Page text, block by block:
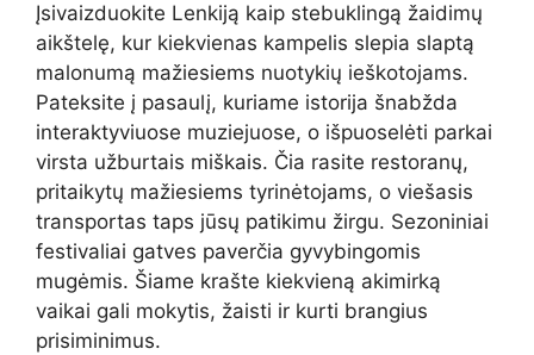
Įsivaizduokite Lenkiją kaip stebuklingą žaidimų
aikštelę, kur kiekvienas kampelis slepia slaptą
malonumą mažiesiems nuotykių ieškotojams.
Pateksite į pasaulį, kuriame istorija šnabžda
interaktyviuose muziejuose, o išpuoselėti parkai
virsta užburtais miškais. Čia rasite restoranų,
pritaikytų mažiesiems tyrinėtojams, o viešasis
transportas taps jūsų patikimu žirgu. Sezoniniai
festivaliai gatves paverčia gyvybingomis
mugėmis. Šiame krašte kiekvieną akimirką
vaikai gali mokytis, žaisti ir kurti brangius
prisiminimus.